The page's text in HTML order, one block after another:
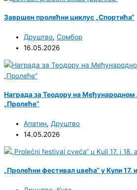
Завршен пролећни циклус „Спортића“
Друштво, Сомбор
16.05.2026
Награда за Теодору на Међународном
„Пролеће“
Апатин, Друштво
14.05.2026
„Пролећни фестивал цвећа“ у Кули 17.